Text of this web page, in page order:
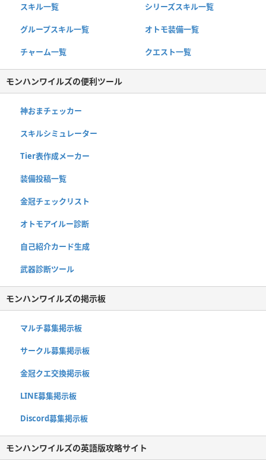
スキル一覧 シリーズスキル一覧
グループスキル一覧 オトモ装備一覧
チャーム一覧 クエスト一覧
モンハンワイルズの便利ツール
神おまチェッカー
スキルシミュレーター
Tier表作成メーカー
装備投稿一覧
金冠チェックリスト
オトモアイルー診断
自己紹介カード生成
武器診断ツール
モンハンワイルズの掲示板
マルチ募集掲示板
サークル募集掲示板
金冠クエ交換掲示板
LINE募集掲示板
Discord募集掲示板
モンハンワイルズの英語版攻略サイト